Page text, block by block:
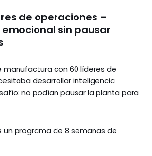
de operaciones –
sin pausar
manufactura con 60 líderes de
desarrollar inteligencia
no podían pausar la planta para
programa de 8 semanas de